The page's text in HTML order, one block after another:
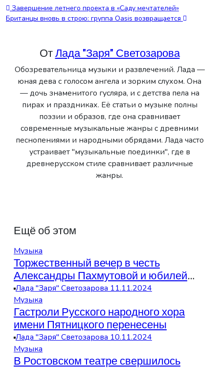
Навигация
по
Завершение летнего проекта в «Саду мечтателей»
Британцы вновь в строю: группа Oasis возвращается
ОтЛада "Заря" Светозарова
Обозревательница музыки и развлечений. Лада —
юная дева с голосом ангела и зорким слухом. Она
— дочь знаменитого гусляра, и с детства пела на
пирах и праздниках. Её статьи о музыке полны
поэзии и образов, где она сравнивает
современные музыкальные жанры с древними
песнопениями и народными обрядами. Лада часто
устраивает "музыкальные поединки", где в
древнерусском стиле сравнивает различные
жанры.
Ещё об этом
Музыка
Торжественный вечер в честь
Александры Пахмутовой и юбилей
Тамары Абросимовой
Лада "Заря" Светозарова 11.11.2024
Музыка
Гастроли Русского народного хора
имени Пятницкого перенесены
Лада "Заря" Светозарова 10.11.2024
Музыка
В Ростовском театре свершилось